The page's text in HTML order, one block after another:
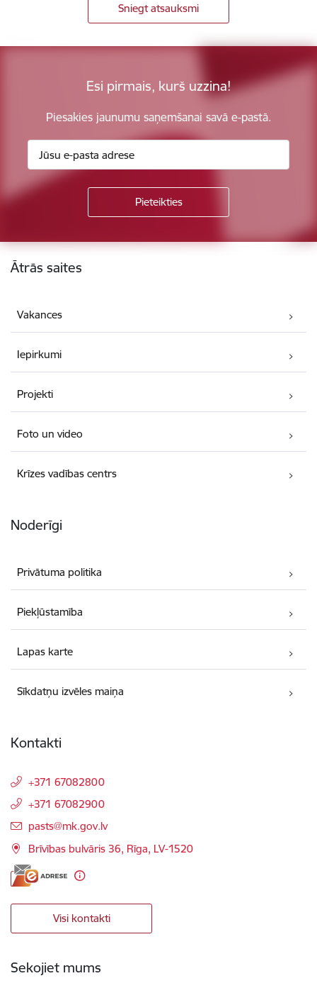
Sniegt atsauksmi
Esi pirmais, kurš uzzina!
Piesakies jaunumu saņemšanai savā e-pastā.
Kājene
Ātrās saites
Vakances
Iepirkumi
Projekti
Foto un video
Krīzes vadības centrs
Noderīgi
Privātuma politika
Piekļūstamība
Lapas karte
Sīkdatņu izvēles maiņa
Kontakti
+371 67082800
+371 67082900
E-pasts:
pasts@mk.gov.lv
Brīvības bulvāris 36, Rīga, LV-1520
Visi kontakti
Sekojiet mums